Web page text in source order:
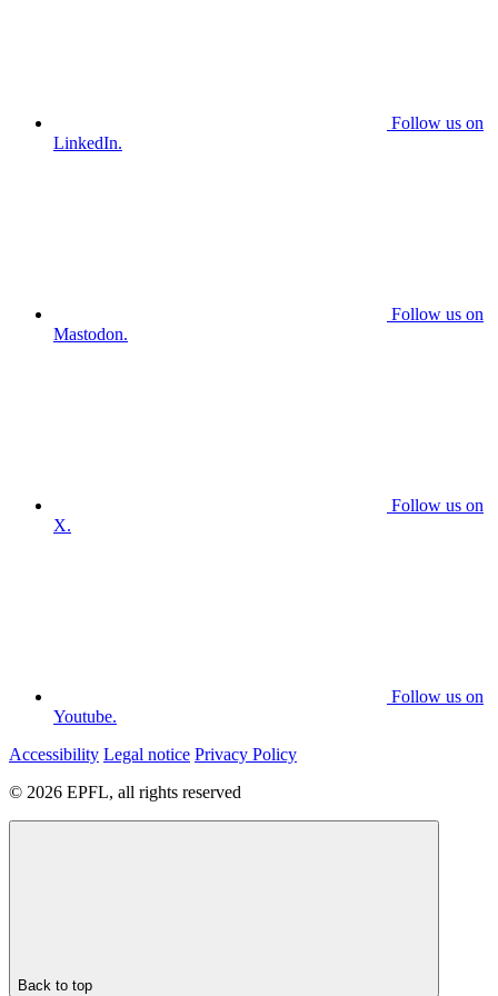
Follow us on
LinkedIn.
Follow us on
Mastodon.
Follow us on
X.
Follow us on
Youtube.
Accessibility Legal notice Privacy Policy
© 2026 EPFL, all rights reserved
Back to top